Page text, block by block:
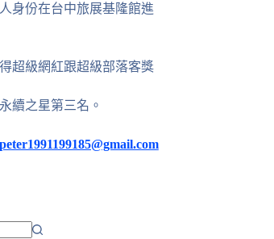
身份在台中旅展基隆館進
超級網紅跟超級部落客獎
續之星第三名。
peter1991199185@gmail.com